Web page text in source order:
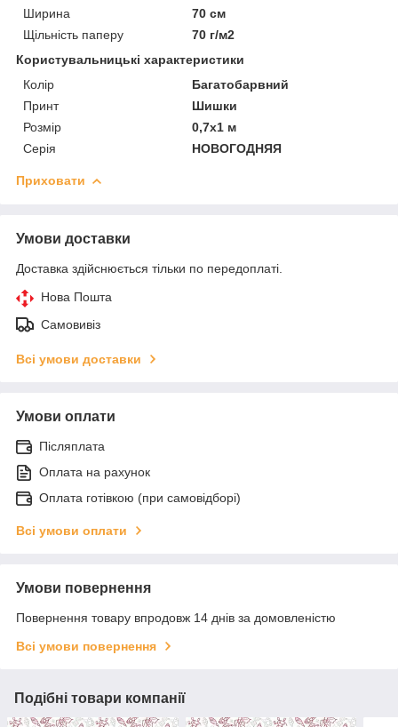
Ширина
70 см
Щільність паперу
70 г/м2
Користувальницькі характеристики
Колір
Багатобарвний
Принт
Шишки
Розмір
0,7х1 м
Серія
НОВОГОДНЯЯ
Приховати
Умови доставки
Доставка здійснюється тільки по передоплаті.
Нова Пошта
Самовивіз
Всі умови доставки
Умови оплати
Післяплата
Оплата на рахунок
Оплата готівкою (при самовідборі)
Всі умови оплати
Умови повернення
Повернення товару впродовж 14 днів за домовленістю
Всі умови повернення
Подібні товари компанії